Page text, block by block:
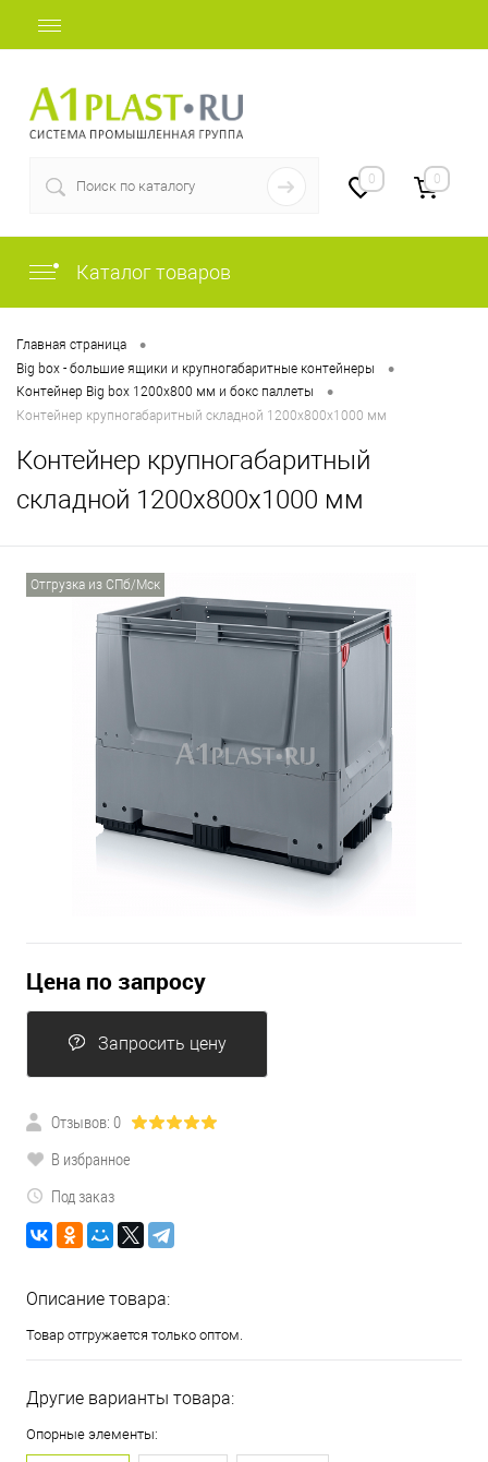
0 0
Каталог товаров
Главная страница •
Big box - большие ящики и крупногабаритные контейнеры •
Контейнер Big box 1200х800 мм и бокс паллеты •
Контейнер крупногабаритный складной 1200х800х1000 мм
Контейнер крупногабаритный
складной 1200х800х1000 мм
Отгрузка из СПб/Мск
Цена по запросу
Запросить цену
Отзывов: 0
В избранное
Под заказ
Описание товара:
Товар отгружается только оптом.
Другие варианты товара:
Опорные элементы: